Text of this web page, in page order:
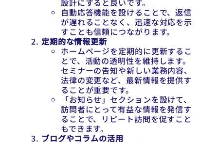
設計にすると良いです。
自動応答機能を設けることで、返信
が遅れることなく、迅速な対応を示
すことも信頼につながります。
定期的な情報更新
ホームページを定期的に更新するこ
とで、活動の透明性を維持します。
セミナーの告知や新しい業務内容、
法律の変更など、最新情報を提供す
ることが重要です。
「お知らせ」セクションを設けて、
訪問者にとって有益な情報を発信す
ることで、リピート訪問を促すこと
もできます。
ブログやコラムの活用